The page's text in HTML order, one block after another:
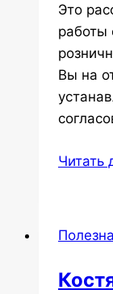
Это
работы
Вы на
Читать